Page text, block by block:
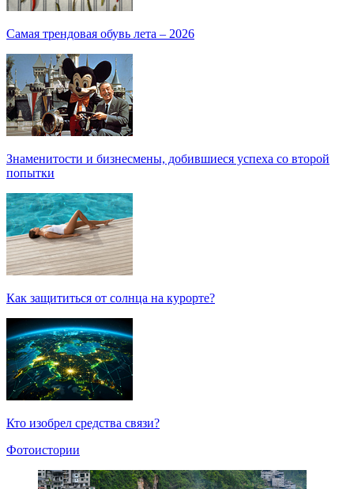
Самая трендовая обувь лета – 2026
Знаменитости и бизнесмены, добившиеся успеха со второй
попытки
Как защититься от солнца на курорте?
Кто изобрел средства связи?
Фотоистории